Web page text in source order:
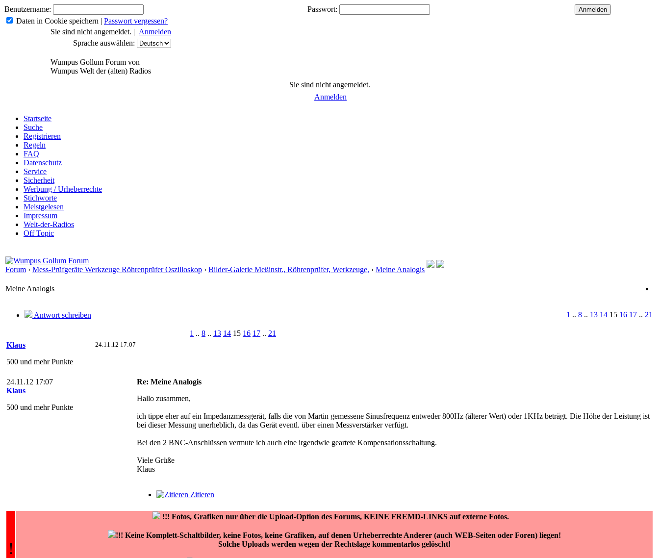
Benutzername:
Passwort:
Daten in Cookie speichern | Passwort vergessen?
Sie sind nicht angemeldet. | Anmelden
Sprache auswählen:
Wumpus Gollum Forum von
Wumpus Welt der (alten) Radios
Sie sind nicht angemeldet.
Anmelden
Startseite
Suche
Registrieren
Regeln
FAQ
Datenschutz
Service
Sicherheit
Werbung / Urheberrechte
Stichworte
Meistgelesen
Impressum
Welt-der-Radios
Off Topic
Forum › Mess-Prüfgeräte Werkzeuge Röhrenprüfer Oszilloskop › Bilder-Galerie Meßinstr., Röhrenprüfer, Werkzeuge, › Meine Analogis
Meine Analogis
Antwort schreiben 1 .. 8 .. 13 14 15 16 17 .. 21
1 .. 8 .. 13 14 15 16 17 .. 21
24.11.12 17:07
Klaus
500 und mehr Punkte
24.11.12 17:07
Klaus
500 und mehr Punkte
Re: Meine Analogis
Hallo zusammen,
ich tippe eher auf ein Impedanzmessgerät, falls die von Martin gemessene Sinusfrequenz entweder 800Hz (älterer Wert) oder 1KHz beträgt. Die Höhe der Leistung ist
bei dieser Messung unerheblich, da das Gerät eventl. über einen Messverstärker verfügt.
Bei den 2 BNC-Anschlüssen vermute ich auch eine irgendwie geartete Kompensationsschaltung.
Viele Grüße
Klaus
Zitieren
!
!!! Fotos, Grafiken nur über die Upload-Option des Forums, KEINE FREMD-LINKS auf externe Fotos.
!!! Keine Komplett-Schaltbilder, keine Fotos, keine Grafiken, auf denen Urheberrechte Anderer (auch WEB-Seiten oder Foren) liegen!
Solche Uploads werden wegen der Rechtslage kommentarlos gelöscht!